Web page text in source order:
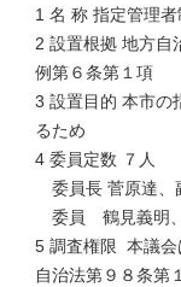
1 名 称 指定管理
2 設置根拠 地方自
例第６条第１項
3 設置目的 本市の
るため
4 委員定数 ７人
委員長 菅原達、
委員 鶴見義明、
5 調査権限  本議
自治法第９８条第